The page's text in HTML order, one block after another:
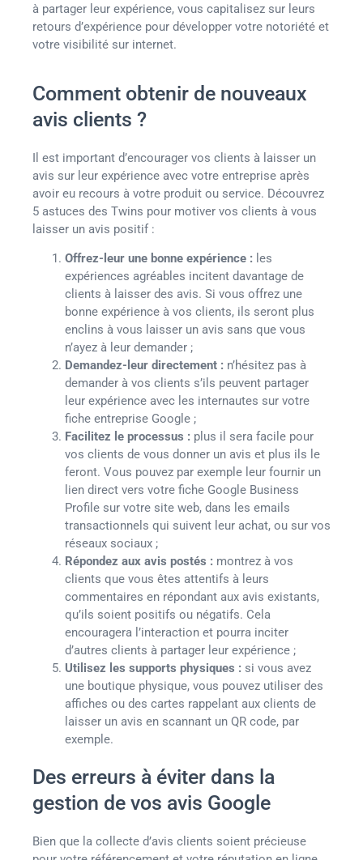
à partager leur expérience, vous capitalisez sur leurs
retours d’expérience pour développer votre notoriété et
votre visibilité sur internet.
Comment obtenir de nouveaux
avis clients ?
Il est important d’encourager vos clients à laisser un
avis sur leur expérience avec votre entreprise après
avoir eu recours à votre produit ou service. Découvrez
5 astuces des Twins pour motiver vos clients à vous
laisser un avis positif :
Offrez-leur une bonne expérience : les
expériences agréables incitent davantage de
clients à laisser des avis. Si vous offrez une
bonne expérience à vos clients, ils seront plus
enclins à vous laisser un avis sans que vous
n’ayez à leur demander ;
Demandez-leur directement : n’hésitez pas à
demander à vos clients s’ils peuvent partager
leur expérience avec les internautes sur votre
fiche entreprise Google ;
Facilitez le processus : plus il sera facile pour
vos clients de vous donner un avis et plus ils le
feront. Vous pouvez par exemple leur fournir un
lien direct vers votre fiche Google Business
Profile sur votre site web, dans les emails
transactionnels qui suivent leur achat, ou sur vos
réseaux sociaux ;
Répondez aux avis postés : montrez à vos
clients que vous êtes attentifs à leurs
commentaires en répondant aux avis existants,
qu’ils soient positifs ou négatifs. Cela
encouragera l’interaction et pourra inciter
d’autres clients à partager leur expérience ;
Utilisez les supports physiques : si vous avez
une boutique physique, vous pouvez utiliser des
affiches ou des cartes rappelant aux clients de
laisser un avis en scannant un QR code, par
exemple.
Des erreurs à éviter dans la
gestion de vos avis Google
Bien que la collecte d’avis clients soient précieuse